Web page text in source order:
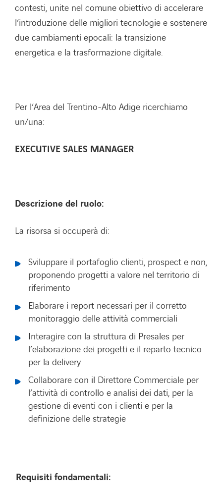
contesti, unite nel comune obiettivo di accelerare
l’introduzione delle migliori tecnologie e sostenere
due cambiamenti epocali: la transizione
energetica e la trasformazione digitale.
Per l’Area del Trentino-Alto Adige ricerchiamo
un/una:
EXECUTIVE SALES MANAGER
Descrizione del ruolo:
La risorsa si occuperà di:
Sviluppare il portafoglio clienti, prospect e non,
proponendo progetti a valore nel territorio di
riferimento
Elaborare i report necessari per il corretto
monitoraggio delle attività commerciali
Interagire con la struttura di Presales per
l’elaborazione dei progetti e il reparto tecnico
per la delivery
Collaborare con il Direttore Commerciale per
l’attività di controllo e analisi dei dati, per la
gestione di eventi con i clienti e per la
definizione delle strategie
Requisiti fondamentali: